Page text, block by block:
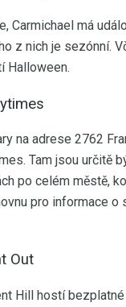
Carmichael má
z nich je sezónní.
Halloween.
na adrese 2762
Tam jsou určitě
po celém městě,
pro informace o
Out
Hill hostí